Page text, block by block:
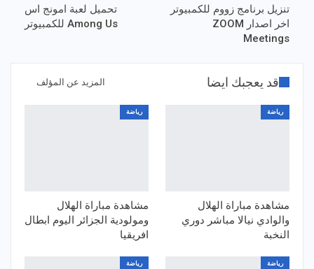
تنزيل برنامج زووم للكمبيوتر
اخر اصدار ZOOM
Meetings
تحميل لعبة امونج اس
Among Us‏ للكمبيوتر
قد يعجبك ايضا المزيد عن المؤلف
رياضة
مشاهدة مباراة الهلال
والوادي نيالا مباشر دوري
النخبة
رياضة
مشاهدة مباراة الهلال
ومولودية الجزائر اليوم ابطال
افريقيا
رياضة رياضة